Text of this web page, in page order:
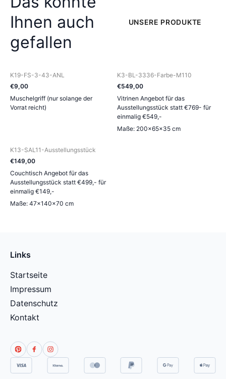
Ihnen auch
gefallen
UNSERE PRODUKTE
K19-FS-3-43-ANL
€9,00
Muschelgriff (nur solange der
Vorrat reicht)
K3-BL-3336-Farbe-M110
€549,00
Vitrinen Angebot für das
Ausstellungsstück statt €769- für
einmalig €549,-
Maße: 200×65×35 cm
K13-SAL11-Ausstellungsstück
€149,00
Couchtisch Angebot für das
Ausstellungsstück statt €499,- für
einmalig €149,-
Maße: 47×140×70 cm
Links
Startseite
Impressum
Datenschutz
Kontakt